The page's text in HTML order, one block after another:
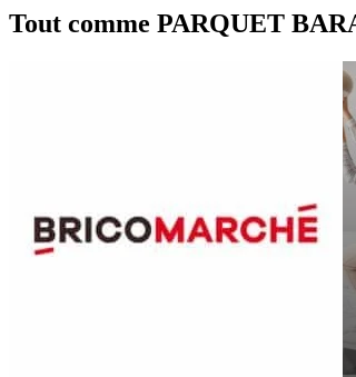
Tout comme PARQUET